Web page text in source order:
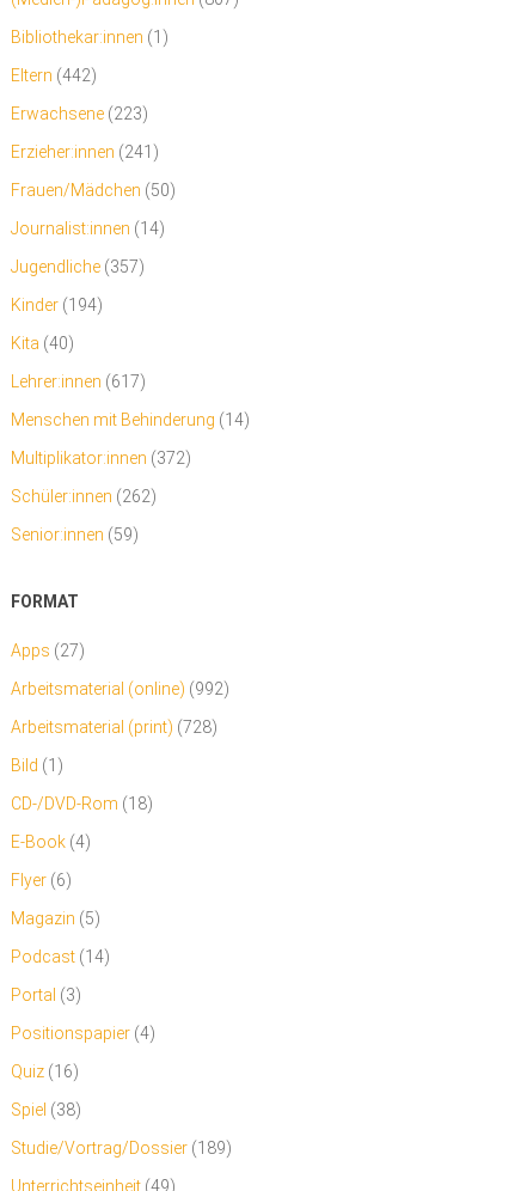
Bibliothekar:innen (1)
Eltern (442)
Erwachsene (223)
Erzieher:innen (241)
Frauen/Mädchen (50)
Journalist:innen (14)
Jugendliche (357)
Kinder (194)
Kita (40)
Lehrer:innen (617)
Menschen mit Behinderung (14)
Multiplikator:innen (372)
Schüler:innen (262)
Senior:innen (59)
FORMAT
Apps (27)
Arbeitsmaterial (online) (992)
Arbeitsmaterial (print) (728)
Bild (1)
CD-/DVD-Rom (18)
E-Book (4)
Flyer (6)
Magazin (5)
Podcast (14)
Portal (3)
Positionspapier (4)
Quiz (16)
Spiel (38)
Studie/Vortrag/Dossier (189)
Unterrichtseinheit (49)